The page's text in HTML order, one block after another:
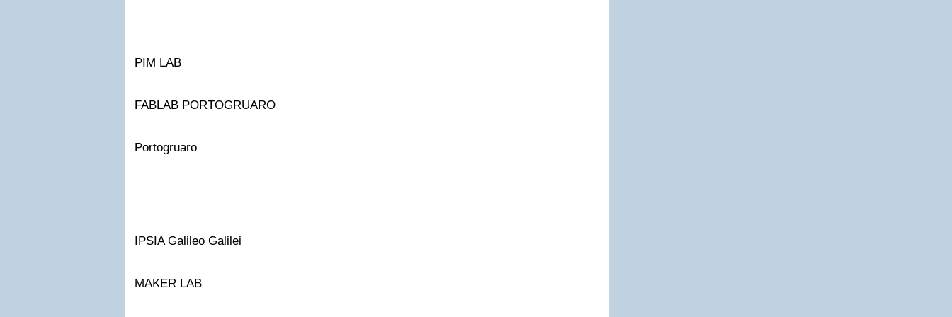
PIM LAB
FABLAB PORTOGRUARO
Portogruaro
IPSIA Galileo Galilei
MAKER LAB